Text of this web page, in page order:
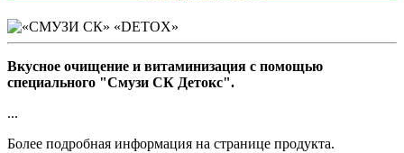
Вкусное очищение и витаминизация с помощью
специального "Смузи СК Детокс".
...
Более подробная информация на странице продукта.